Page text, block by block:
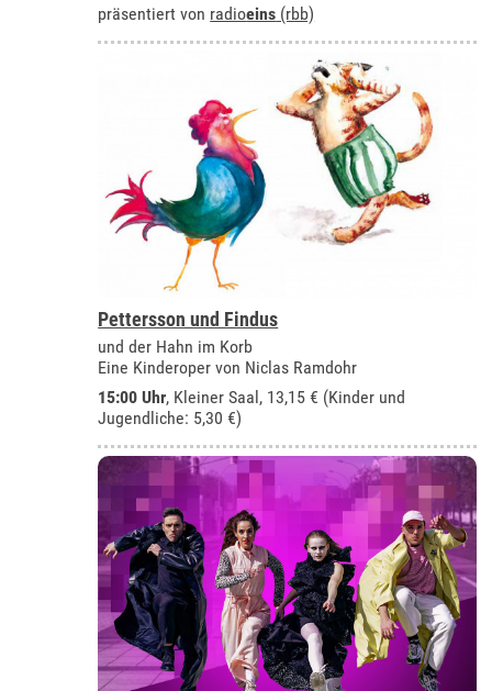
präsentiert von radioeins (rbb)
Pettersson und Findus
und der Hahn im Korb
Eine Kinderoper von Niclas Ramdohr
15:00 Uhr, Kleiner Saal , 13,15 € (Kinder und
Jugendliche: 5,30 €)